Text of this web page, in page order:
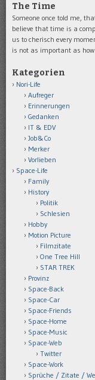
The Time
Someone once told me,
believe that time is a
us to cherisch every
is not as important as how
Kategorien
Nori-Life
Aufreger
Erinnerungen
Gedanken
IT & EDV
Job&Co
Merker
Vorlieben
Space-Life
Family
History
Politik
Schlesien
Hobby
Motion Picture
Filmzitate
One Tree Hill
STAR TREK
Provinz
Space-Back
Space-Car
Space-Friends
Space-Home
Space-Music
Space-Web
Twitter
Space-Work
Sprüche / Zitate /